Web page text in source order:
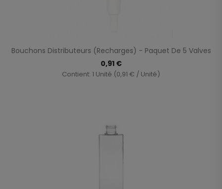
Bouchons Distributeurs (recharges) - Paquet De 5 Valves
0,91 €
Contient: 1 Unité (0,91 € / Unité)